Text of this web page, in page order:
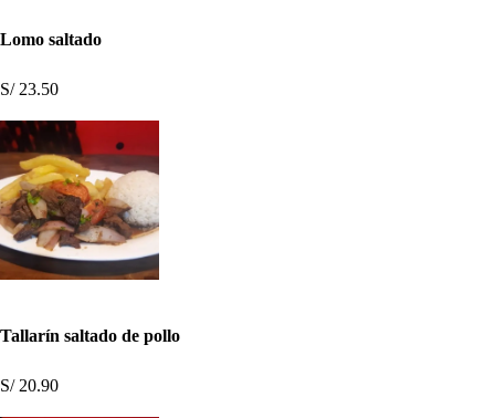
Lomo saltado
S/ 23.50
Tallarín saltado de pollo
S/ 20.90